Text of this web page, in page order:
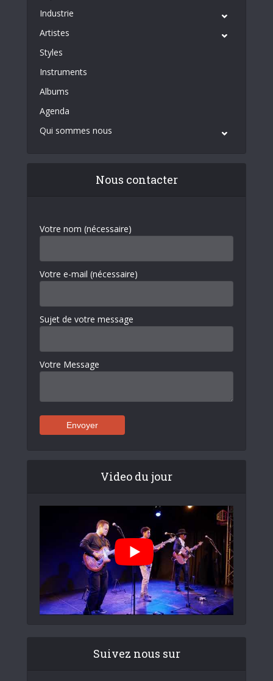
Industrie
Artistes
Styles
Instruments
Albums
Agenda
Qui sommes nous
Nous contacter
Votre nom (nécessaire)
Votre e-mail (nécessaire)
Sujet de votre message
Votre Message
Video du jour
Suivez nous sur